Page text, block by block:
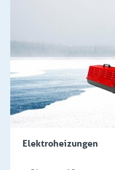
Elektroheizungen